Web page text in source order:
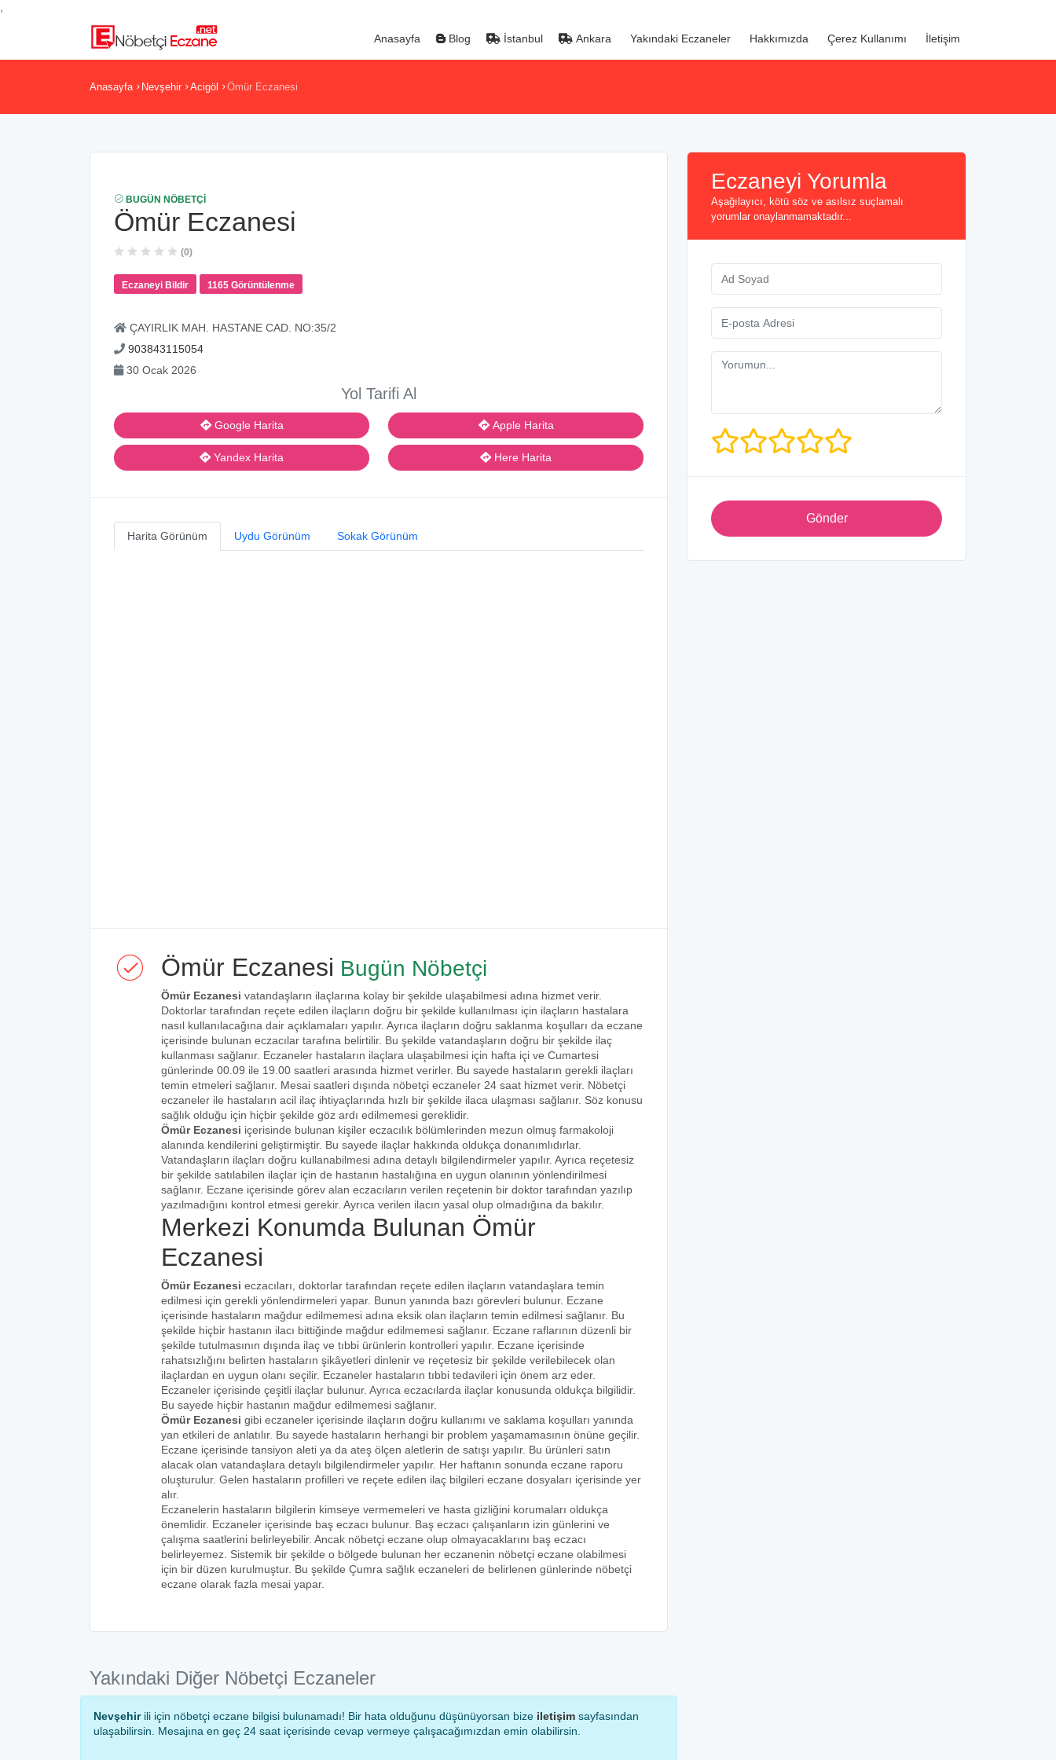
Anasayfa Blog İstanbul Ankara Yakındaki Eczaneler Hakkımızda Çerez Kullanımı İletişim
Anasayfa Nevşehir Acigöl Ömür Eczanesi
BUGÜN NÖBETÇI
Ömür Eczanesi
(0)
Eczaneyi Bildir 1165 Görüntülenme
ÇAYIRLIK MAH. HASTANE CAD. NO:35/2
903843115054
30 Ocak 2026
Yol Tarifi Al
Google Harita
Yandex Harita
Apple Harita
Here Harita
Harita Görünüm Uydu Görünüm Sokak Görünüm
Ömür Eczanesi Bugün Nöbetçi
Ömür Eczanesi vatandaşların ilaçlarına kolay bir şekilde ulaşabilmesi adına hizmet verir.
Doktorlar tarafından reçete edilen ilaçların doğru bir şekilde kullanılması için ilaçların hastalara
nasıl kullanılacağına dair açıklamaları yapılır. Ayrıca ilaçların doğru saklanma koşulları da eczane
içerisinde bulunan eczacılar tarafına belirtilir. Bu şekilde vatandaşların doğru bir şekilde ilaç
kullanması sağlanır. Eczaneler hastaların ilaçlara ulaşabilmesi için hafta içi ve Cumartesi
günlerinde 00.09 ile 19.00 saatleri arasında hizmet verirler. Bu sayede hastaların gerekli ilaçları
temin etmeleri sağlanır. Mesai saatleri dışında nöbetçi eczaneler 24 saat hizmet verir. Nöbetçi
eczaneler ile hastaların acil ilaç ihtiyaçlarında hızlı bir şekilde ilaca ulaşması sağlanır. Söz konusu
sağlık olduğu için hiçbir şekilde göz ardı edilmemesi gereklidir.
Ömür Eczanesi içerisinde bulunan kişiler eczacılık bölümlerinden mezun olmuş farmakoloji
alanında kendilerini geliştirmiştir. Bu sayede ilaçlar hakkında oldukça donanımlıdırlar.
Vatandaşların ilaçları doğru kullanabilmesi adına detaylı bilgilendirmeler yapılır. Ayrıca reçetesiz
bir şekilde satılabilen ilaçlar için de hastanın hastalığına en uygun olanının yönlendirilmesi
sağlanır. Eczane içerisinde görev alan eczacıların verilen reçetenin bir doktor tarafından yazılıp
yazılmadığını kontrol etmesi gerekir. Ayrıca verilen ilacın yasal olup olmadığına da bakılır.
Merkezi Konumda Bulunan Ömür
Eczanesi
Ömür Eczanesi eczacıları, doktorlar tarafından reçete edilen ilaçların vatandaşlara temin
edilmesi için gerekli yönlendirmeleri yapar. Bunun yanında bazı görevleri bulunur. Eczane
içerisinde hastaların mağdur edilmemesi adına eksik olan ilaçların temin edilmesi sağlanır. Bu
şekilde hiçbir hastanın ilacı bittiğinde mağdur edilmemesi sağlanır. Eczane raflarının düzenli bir
şekilde tutulmasının dışında ilaç ve tıbbi ürünlerin kontrolleri yapılır. Eczane içerisinde
rahatsızlığını belirten hastaların şikâyetleri dinlenir ve reçetesiz bir şekilde verilebilecek olan
ilaçlardan en uygun olanı seçilir. Eczaneler hastaların tıbbi tedavileri için önem arz eder.
Eczaneler içerisinde çeşitli ilaçlar bulunur. Ayrıca eczacılarda ilaçlar konusunda oldukça bilgilidir.
Bu sayede hiçbir hastanın mağdur edilmemesi sağlanır.
Ömür Eczanesi gibi eczaneler içerisinde ilaçların doğru kullanımı ve saklama koşulları yanında
yan etkileri de anlatılır. Bu sayede hastaların herhangi bir problem yaşamamasının önüne geçilir.
Eczane içerisinde tansiyon aleti ya da ateş ölçen aletlerin de satışı yapılır. Bu ürünleri satın
alacak olan vatandaşlara detaylı bilgilendirmeler yapılır. Her haftanın sonunda eczane raporu
oluşturulur. Gelen hastaların profilleri ve reçete edilen ilaç bilgileri eczane dosyaları içerisinde yer
alır.
Eczanelerin hastaların bilgilerin kimseye vermemeleri ve hasta gizliğini korumaları oldukça
önemlidir. Eczaneler içerisinde baş eczacı bulunur. Baş eczacı çalışanların izin günlerini ve
çalışma saatlerini belirleyebilir. Ancak nöbetçi eczane olup olmayacaklarını baş eczacı
belirleyemez. Sistemik bir şekilde o bölgede bulunan her eczanenin nöbetçi eczane olabilmesi
için bir düzen kurulmuştur. Bu şekilde Çumra sağlık eczaneleri de belirlenen günlerinde nöbetçi
eczane olarak fazla mesai yapar.
Yakındaki Diğer Nöbetçi Eczaneler
Nevşehirili için nöbetçi eczane bilgisi bulunamadı! Bir hata olduğunu düşünüyorsan bize iletişim sayfasından
ulaşabilirsin. Mesajına en geç 24 saat içerisinde cevap vermeye çalışacağımızdan emin olabilirsin.
Eczaneyi Yorumla
Aşağılayıcı, kötü söz ve asılsız suçlamalı
yorumlar onaylanmamaktadır...
Gönder